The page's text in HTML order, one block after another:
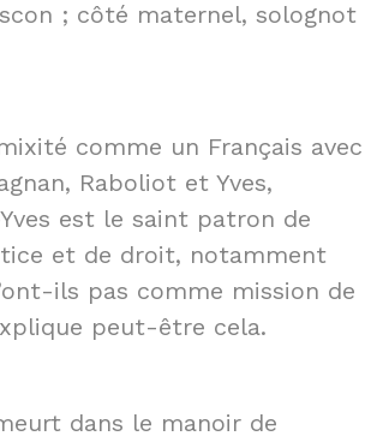
; côté maternel, solognot
comme un Français avec
Raboliot et Yves,
est le saint patron de
et de droit, notamment
ils pas comme mission de
peut-être cela.
dans le manoir de